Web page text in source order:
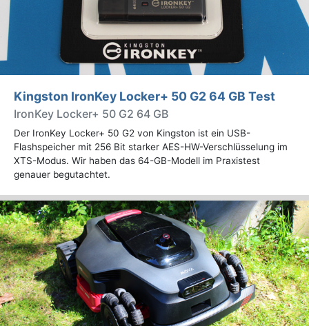
Kingston IronKey Locker+ 50 G2 64 GB Test
IronKey Locker+ 50 G2 64 GB
Der IronKey Locker+ 50 G2 von Kingston ist ein USB-
Flashspeicher mit 256 Bit starker AES-HW-Verschlüsselung im
XTS-Modus. Wir haben das 64-GB-Modell im Praxistest
genauer begutachtet.